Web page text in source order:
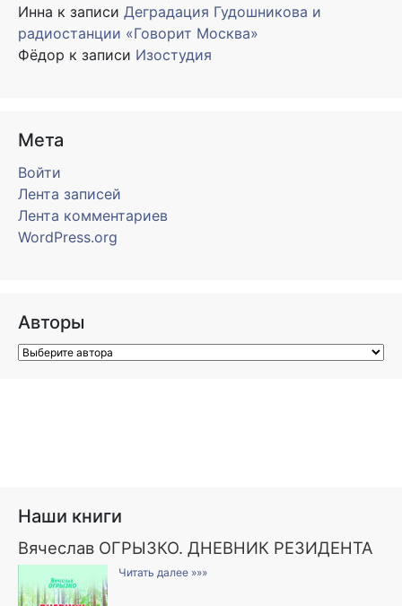
Инна к записи Деградация Гудошникова и
радиостанции «Говорит Москва»
Фёдор к записи Изостудия
Мета
Войти
Лента записей
Лента комментариев
WordPress.org
Авторы
Наши книги
Вячеслав ОГРЫЗКО. ДНЕВНИК РЕЗИДЕНТА
Читать далее »»»